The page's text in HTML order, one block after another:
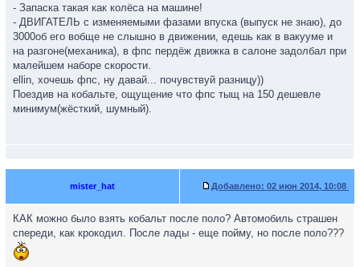
- Запаска такая как колёса на машине!
- ДВИГАТЕЛЬ с изменяемыми фазами впуска (выпуск не знаю), до
3000об его вобще не слышно в движении, едешь как в вакууме и
на разгоне(механика), в фпс пердёж движка в салоне задолбал при
малейшем наборе скорости.
ellin, хочешь фпс, ну давай... почувствуй разницу))
Поездив на кобальте, ощущение что фпс тыщ на 150 дешевле
минимум(жёсткий, шумный).
mister_hat Добавлено: 02 июн 2014, 10:08
КАК можно было взять кобальт после поло? Автомобиль страшен
спереди, как крокодил. После лады - еще пойму, но после поло???